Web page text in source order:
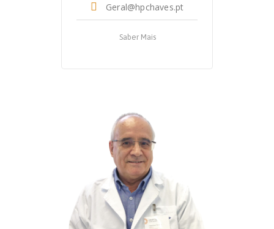
Geral@hpchaves.pt
Saber Mais